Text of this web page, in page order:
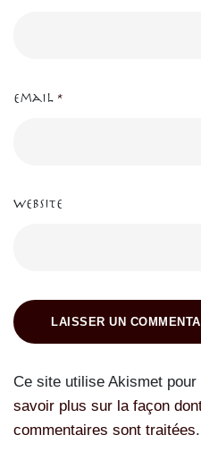
Email *
Website
LAISSER UN
Ce site utilise Akismet
savoir plus sur la façon
commentaires sont traitées.